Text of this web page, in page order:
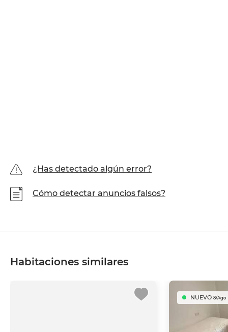
¿Has detectado algún error?
Cómo detectar anuncios falsos?
Habitaciones similares
NUEVO 8/Ago